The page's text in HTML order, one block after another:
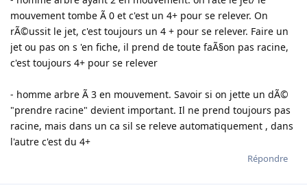
mouvement tombe Ã 0 et c'est un 4+ pour se relever. On
rÃ©ussit le jet, c'est toujours un 4 + pour se relever. Faire un
jet ou pas on s 'en fiche, il prend de toute faÃ§on pas racine,
c'est toujours 4+ pour se relever
- homme arbre Ã 3 en mouvement. Savoir si on jette un dÃ©
"prendre racine" devient important. Il ne prend toujours pas
racine, mais dans un ca sil se releve automatiquement , dans
l'autre c'est du 4+
Répondre